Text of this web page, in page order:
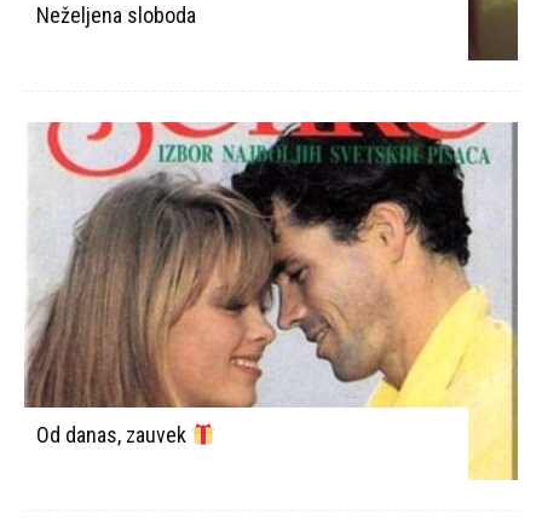
Neželjena sloboda
Od danas, zauvek